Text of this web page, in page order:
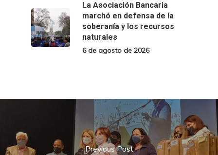
La Asociación Bancaria
marchó en defensa de la
soberanía y los recursos
naturales
6 de agosto de 2026
Previous Post